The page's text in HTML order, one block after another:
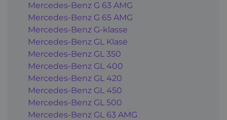
Mercedes-Benz G 63 AMG
Mercedes-Benz G 65 AMG
Mercedes-Benz G-klasse
Mercedes-Benz GL Klasė
Mercedes-Benz GL 350
Mercedes-Benz GL 400
Mercedes-Benz GL 420
Mercedes-Benz GL 450
Mercedes-Benz GL 500
Mercedes-Benz GL 63 AMG